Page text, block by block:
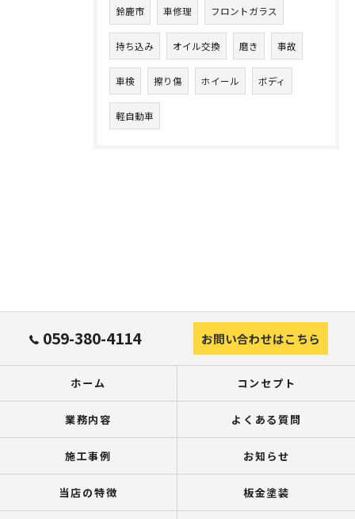
鈴鹿市 車修理 フロントガラス
持ち込み オイル交換 磨き 事故
車検 擦り傷 ホイール ボディ
軽自動車
059-380-4114 お問い合わせはこちら
ホーム コンセプト
業務内容 よくある質問
施工事例 お知らせ
当店の特徴 板金塗装